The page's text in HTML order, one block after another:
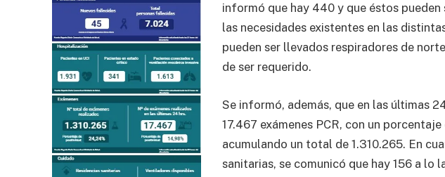
informó que hay 440 y que éstos pueden
las necesidades existentes en las
pueden ser llevados respiradores de
de ser requerido.
Se informó, además, que en las últimas
17.467 exámenes PCR, con un
acumulando un total de 1.310.265. En
sanitarias, se comunicó que hay 156 a lo